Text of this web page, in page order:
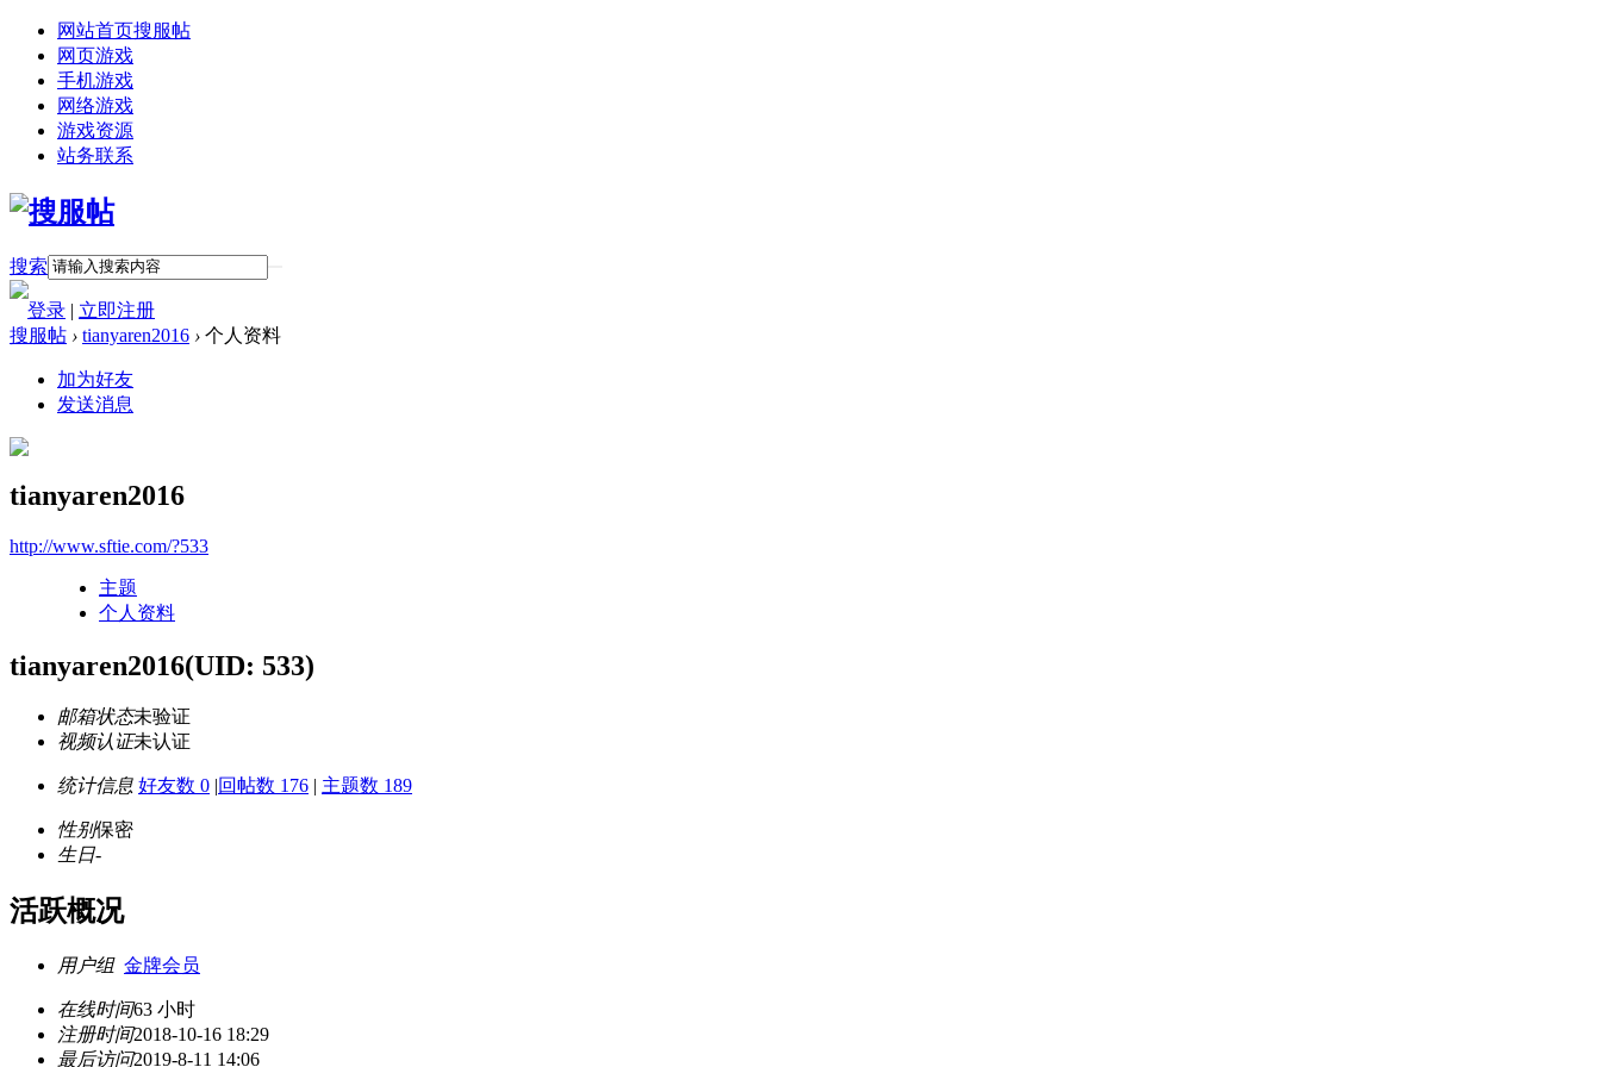
网站首页搜服帖
网页游戏
手机游戏
网络游戏
游戏资源
站务联系
搜索
登录 | 立即注册
搜服帖 › tianyaren2016 › 个人资料
加为好友
发送消息
tianyaren2016
http://www.sftie.com/?533
主题
个人资料
tianyaren2016(UID: 533)
邮箱状态未验证
视频认证未认证
统计信息 好友数 0 |回帖数 176 | 主题数 189
性别保密
生日-
活跃概况
用户组 金牌会员
在线时间63 小时
注册时间2018-10-16 18:29
最后访问2019-8-11 14:06